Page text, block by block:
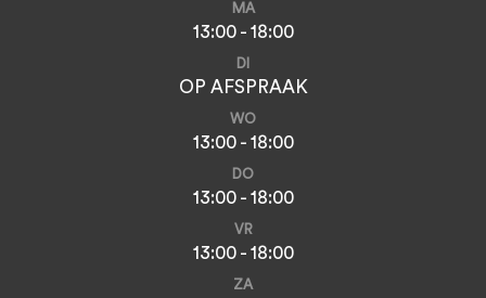
MA
13:00 - 18:00
DI
OP AFSPRAAK
WO
13:00 - 18:00
DO
13:00 - 18:00
VR
13:00 - 18:00
ZA